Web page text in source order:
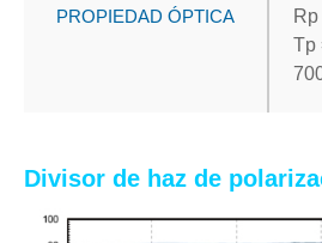
PROPIEDAD ÓPTICA
Tp
Divisor de haz de